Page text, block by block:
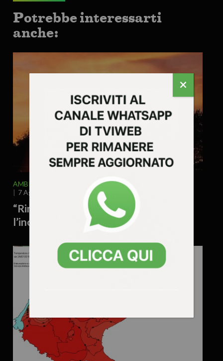
Potrebbe interessarti
anche:
AMBIENTE
EDITORIALE
7 Agosto 2026 - 8.00
“Rimpiangeremo questa estate”:
l’incubo di un futuro a cinquanta gradi